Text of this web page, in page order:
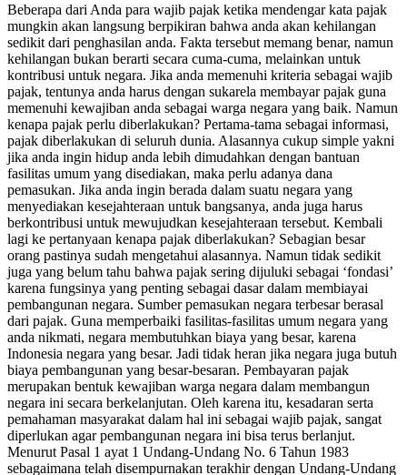
Beberapa dari Anda para wajib pajak ketika mendengar kata pajak
mungkin akan langsung berpikiran bahwa anda akan kehilangan
sedikit dari penghasilan anda. Fakta tersebut memang benar, namun
kehilangan bukan berarti secara cuma-cuma, melainkan untuk
kontribusi untuk negara. Jika anda memenuhi kriteria sebagai wajib
pajak, tentunya anda harus dengan sukarela membayar pajak guna
memenuhi kewajiban anda sebagai warga negara yang baik. Namun
kenapa pajak perlu diberlakukan? Pertama-tama sebagai informasi,
pajak diberlakukan di seluruh dunia. Alasannya cukup simple yakni
jika anda ingin hidup anda lebih dimudahkan dengan bantuan
fasilitas umum yang disediakan, maka perlu adanya dana
pemasukan. Jika anda ingin berada dalam suatu negara yang
menyediakan kesejahteraan untuk bangsanya, anda juga harus
berkontribusi untuk mewujudkan kesejahteraan tersebut. Kembali
lagi ke pertanyaan kenapa pajak diberlakukan? Sebagian besar
orang pastinya sudah mengetahui alasannya. Namun tidak sedikit
juga yang belum tahu bahwa pajak sering dijuluki sebagai ‘fondasi’
karena fungsinya yang penting sebagai dasar dalam membiayai
pembangunan negara. Sumber pemasukan negara terbesar berasal
dari pajak. Guna memperbaiki fasilitas-fasilitas umum negara yang
anda nikmati, negara membutuhkan biaya yang besar, karena
Indonesia negara yang besar. Jadi tidak heran jika negara juga butuh
biaya pembangunan yang besar-besaran. Pembayaran pajak
merupakan bentuk kewajiban warga negara dalam membangun
negara ini secara berkelanjutan. Oleh karena itu, kesadaran serta
pemahaman masyarakat dalam hal ini sebagai wajib pajak, sangat
diperlukan agar pembangunan negara ini bisa terus berlanjut.
Menurut Pasal 1 ayat 1 Undang-Undang No. 6 Tahun 1983
sebagaimana telah disempurnakan terakhir dengan Undang-Undang